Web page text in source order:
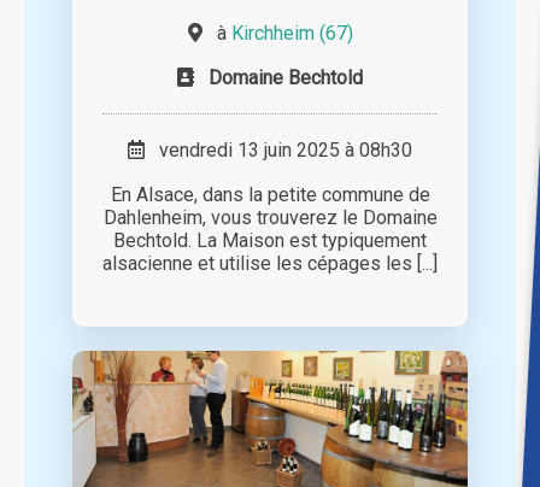
à Kirchheim (67)
Domaine Bechtold
vendredi 13 juin 2025 à 08h30
En Alsace, dans la petite commune de
Dahlenheim, vous trouverez le Domaine
Bechtold. La Maison est typiquement
alsacienne et utilise les cépages les [...]